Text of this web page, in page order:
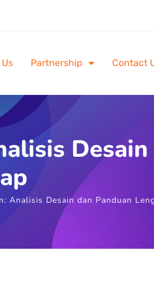
Partnership Contact
Analisis Desain dan Panduan